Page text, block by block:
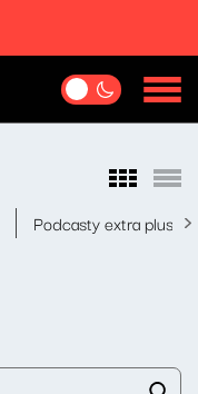
Podcasty extra plus